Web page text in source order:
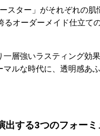
スター」がそれぞれの
るオーダーメイド仕立て
層強いラスティング効
ルな時代に、透明感あ
出する3つのフォーミ